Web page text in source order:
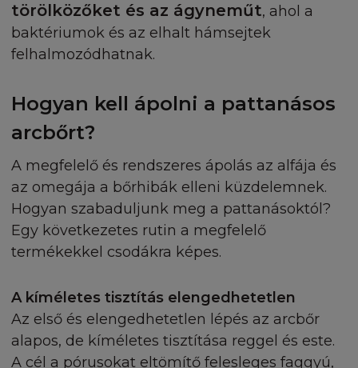
törölközőket és az ágyneműt, ahol a
baktériumok és az elhalt hámsejtek
felhalmozódhatnak.
Hogyan kell ápolni a pattanásos
arcbőrt?
A megfelelő és rendszeres ápolás az alfája és
az omegája a bőrhibák elleni küzdelemnek.
Hogyan szabaduljunk meg a pattanásoktól?
Egy következetes rutin a megfelelő
termékekkel csodákra képes.
A kíméletes tisztítás elengedhetetlen
Az első és elengedhetetlen lépés az arcbőr
alapos, de kíméletes tisztítása reggel és este.
A cél a pórusokat eltömítő felesleges faggyú,